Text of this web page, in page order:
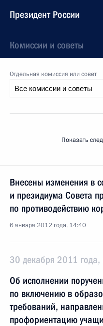
Президент России
Комиссии и советы
Отдельная комиссия или совет
Показать
Внесены изменения в
и президиума Совета
по противодействию
6 января 2012 года, 14:40
30 декабря 2011 года,
Об исполнении
по включению в
требований,
профориентацию